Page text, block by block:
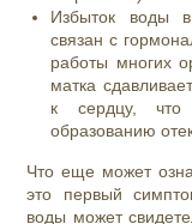
Избыток воды
связан с
работы многих
матка
к сердцу, что
образованию
Что еще может
это первый
воды может